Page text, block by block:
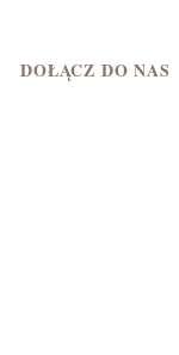
DOŁĄCZ DO NAS